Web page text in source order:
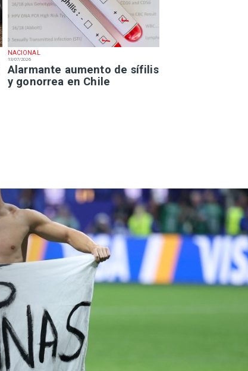
NACIONAL
13/07/2026
Alarmante aumento de sífilis
y gonorrea en Chile